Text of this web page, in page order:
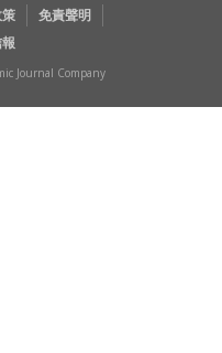
免責聲明
Journal Company